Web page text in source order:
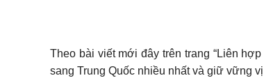
Theo bài viết mới đây trên trang “Liên
sang Trung Quốc nhiều nhất và giữ vững